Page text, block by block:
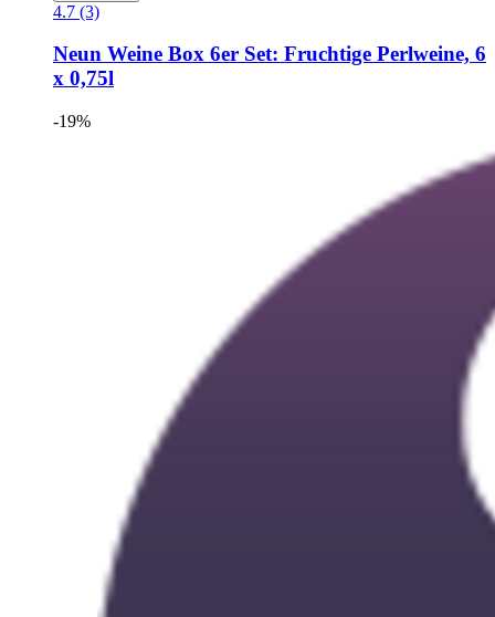
4.7 (3)
Neun Weine Box 6er Set: Fruchtige Perlweine, 6
x 0,75l
-19%